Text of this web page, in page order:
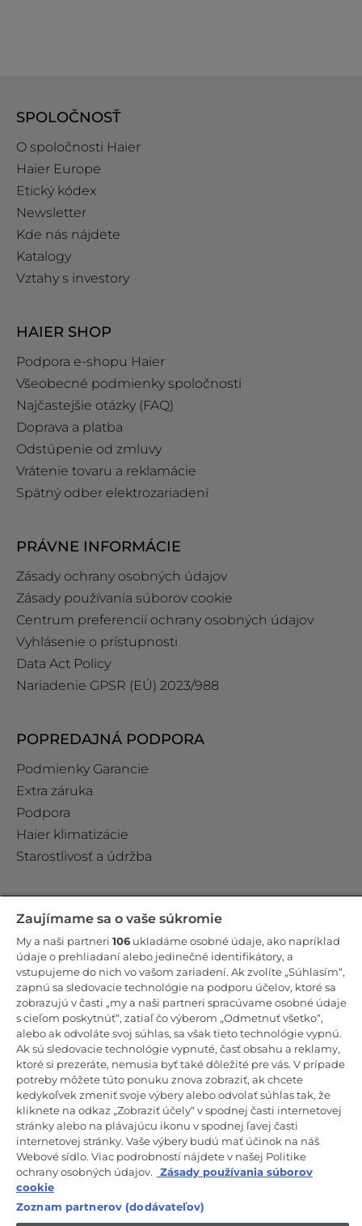
SPOLOČNOSŤ
O spoločnosti Haier
Haier Europe
Etický kódex
Newsletter
Kde nás nájdete
Katalogy
Vztahy s investory
HAIER SHOP
Podpora e‑shopu Haier
Všeobecné podmienky spoločnosti
Najčastejšie otázky (FAQ)
Doprava a platba
Odstúpenie od zmluvy
Vrátenie tovaru a reklamácie
Spätný odber elektrozariadení
PRÁVNE INFORMÁCIE
Zásady ochrany osobných údajov
Zásady používania súborov cookie
Centrum preferencií ochrany osobných údajov
Vyhlásenie o prístupnosti
Data Act Policy
Nariadenie GPSR (EÚ) 2023/988
POPREDAJNÁ PODPORA
Podmienky Garancie
Extra záruka
Podpora
Haier klimatizácie
Starostlivosť a údržba
Zostaňte v kontakte!
Odoberajte náš newsletter
CANDY HOOVER GROUP S.r.I. – Jednoosobová spol. s r.o. –
PRÁVNE SÍDLO SPOLOČNOSTI: Via Comolli, 57 – 20861 Brugherio
(MB) – Taliansko – ADMINISTRATÍVNE SÍDLA: Via Privata Eden
Fumagalli snc – 20861 Brugherio (MB) a Via Trento č. 20/A-22 –
20871 Vimercate (MB) – Taliansko – Tel.: +39.039.2086.1 – Fax:
+39.039.2086.237 – Základné imanie 35 000 000,00 € plne splatené
– Daňové identifikačné číslo a číslo zápisu v obchodnom registri
Miláno-Monza-Brianza-Lodi 04666310158 – DIČ 00786860965 –
Identifikačné číslo obchodnej jednotky: MB-1033934 – Oprávnenie IT
AEOF 211870 – Činnosť spoločnosti riadi a koordinuje spoločnosť
Candy S.p.A.
SK / Slovensko
Zaujímame sa o vaše súkromie
My a naši partneri 106 ukladáme osobné údaje, ako napríklad
údaje o prehliadaní alebo jedinečné identifikátory, a
vstupujeme do nich vo vašom zariadení. Ak zvolíte „Súhlasím“,
zapnú sa sledovacie technológie na podporu účelov, ktoré sa
zobrazujú v časti „my a naši partneri spracúvame osobné údaje
s cieľom poskytnúť“, zatiaľ čo výberom „Odmetnuť všetko“,
alebo ak odvoláte svoj súhlas, sa však tieto technológie vypnú.
Ak sú sledovacie technológie vypnuté, časť obsahu a reklamy,
ktoré si prezeráte, nemusia byť také dôležité pre vás. V prípade
potreby môžete túto ponuku znova zobraziť, ak chcete
kedykoľvek zmeniť svoje výbery alebo odvolať súhlas tak, že
kliknete na odkaz „Zobraziť účely“ v spodnej časti internetovej
stránky alebo na plávajúcu ikonu v spodnej ľavej časti
internetovej stránky. Vaše výbery budú mať účinok na náš
Webové sídlo. Viac podrobností nájdete v našej Politike
ochrany osobných údajov.
Zásady používania súborov
cookie
Zoznam partnerov (dodávateľov)